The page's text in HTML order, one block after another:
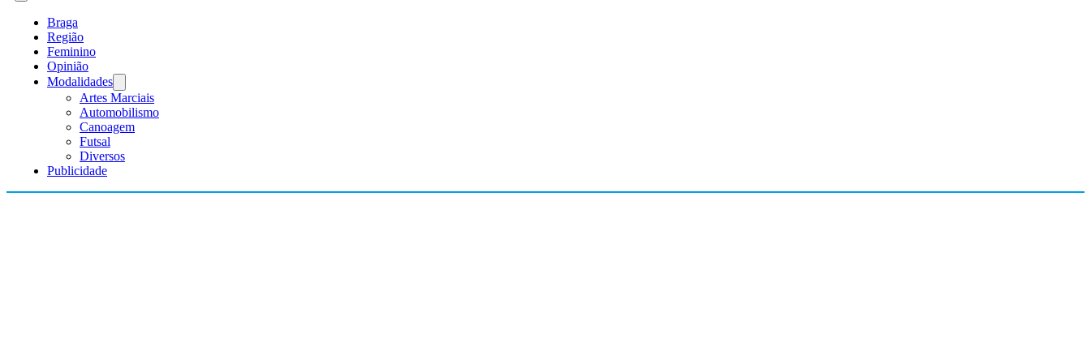
Braga
Região
Feminino
Opinião
Modalidades
Artes Marciais
Automobilismo
Canoagem
Futsal
Diversos
Publicidade